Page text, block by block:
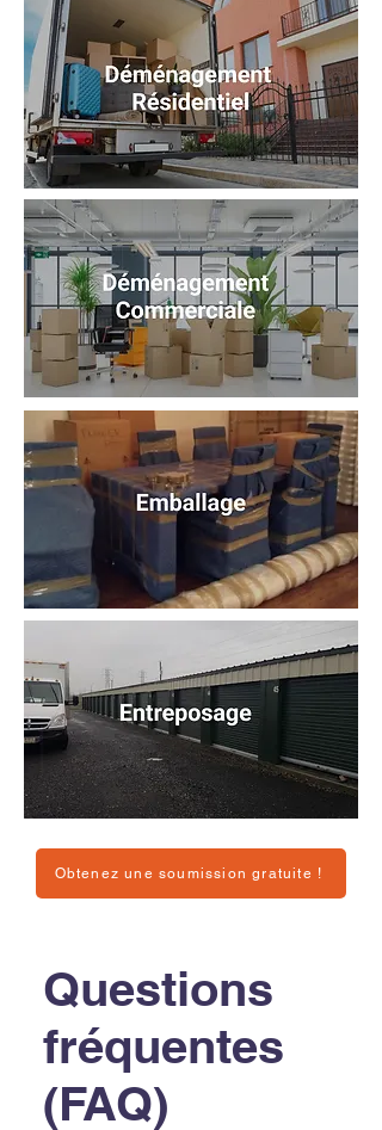
Obtenez une soumission gratuite !
Questions
fréquentes
(FAQ)